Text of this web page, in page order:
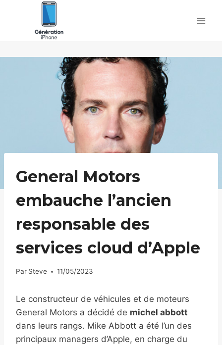
General Motors
embauche l’ancien
responsable des
services cloud d’Apple
Par Steve 11/05/2023
Le constructeur de véhicules et de moteurs
General Motors a décidé de michel abbott
dans leurs rangs. Mike Abbott a été l’un des
principaux managers d’Apple, en charge du